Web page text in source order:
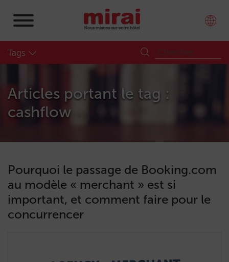
Tags
Articles portant le tag :
cashflow
Pourquoi le passage de Booking.com
au modèle « merchant » est si
important, et comment faire pour le
concurrencer